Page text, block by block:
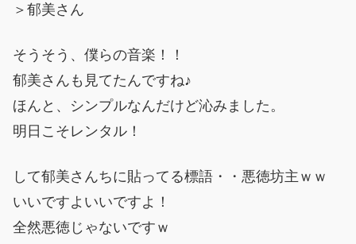
＞郁美さん
そうそう、僕らの音楽！！
郁美さんも見てたんですね♪
ほんと、シンプルなんだけど沁みました。
明日こそレンタル！
して郁美さんちに貼ってる標語・・悪徳坊主ｗｗ
いいですよいいですよ！
全然悪徳じゃないですｗ